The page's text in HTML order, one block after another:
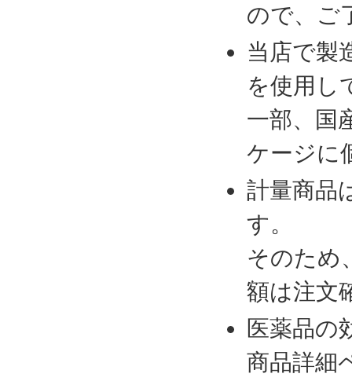
ので、ご
当店で製
を使用し
一部、国
ケージに
計量商品
す。
そのため
額は注文
医薬品の
商品詳細